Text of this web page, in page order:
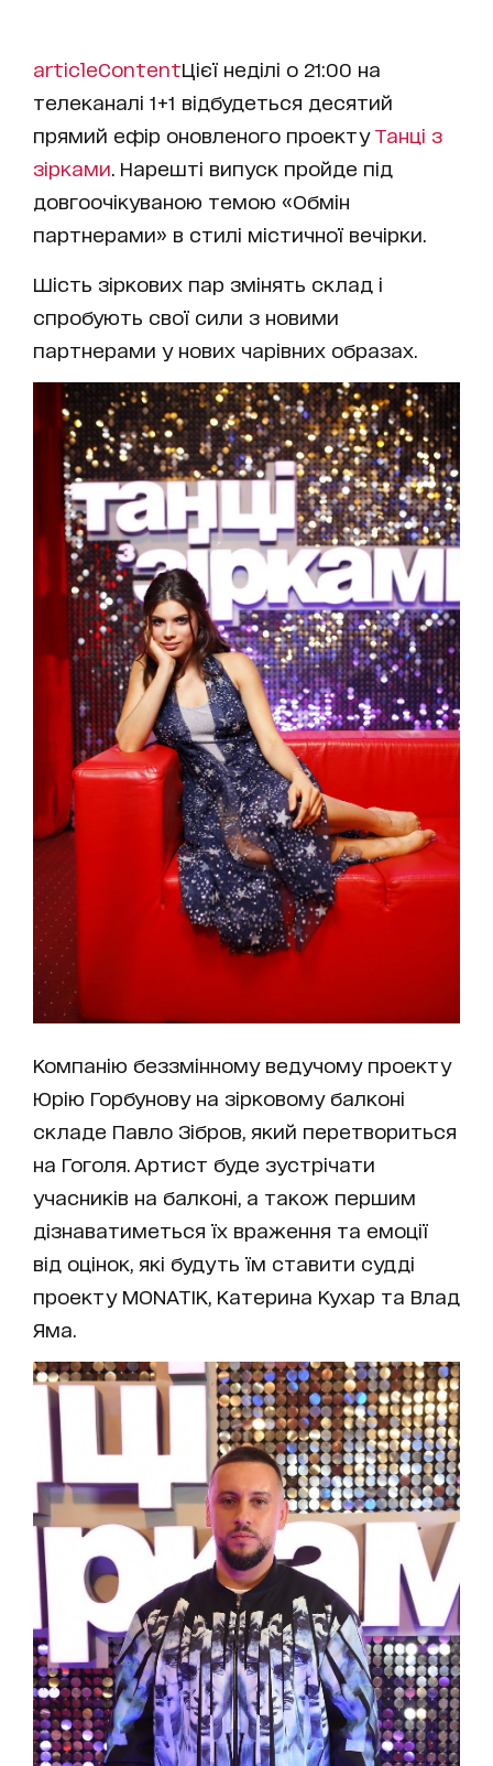
articleContentЦієї неділі о 21:00 на
телеканалі 1+1 відбудеться десятий
прямий ефір оновленого проекту Танці з
зірками . Нарешті випуск пройде під
довгоочікуваною темою «Обмін
партнерами» в стилі містичної вечірки.
Шість зіркових пар змінять склад і
спробують свої сили з новими
партнерами у нових чарівних образах.
Компанію беззмінному ведучому проекту
Юрію Горбунову на зірковому балконі
складе Павло Зібров, який перетвориться
на Гоголя. Артист буде зустрічати
учасників на балконі, а також першим
дізнаватиметься їх враження та емоції
від оцінок, які будуть їм ставити судді
проекту MONATIK, Катерина Кухар та Влад
Яма.